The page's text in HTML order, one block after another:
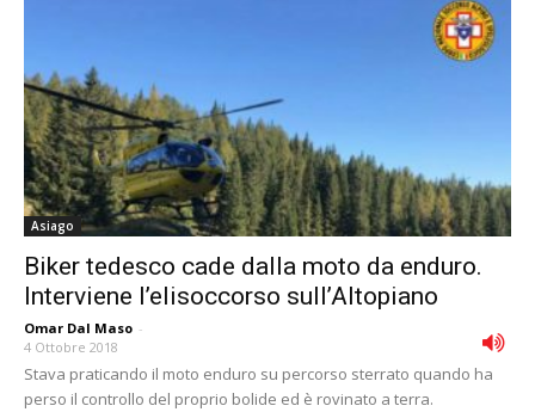
Asiago
Biker tedesco cade dalla moto da enduro.
Interviene l’elisoccorso sull’Altopiano
Omar Dal Maso -
4 Ottobre 2018
Stava praticando il moto enduro su percorso sterrato quando ha
perso il controllo del proprio bolide ed è rovinato a terra.